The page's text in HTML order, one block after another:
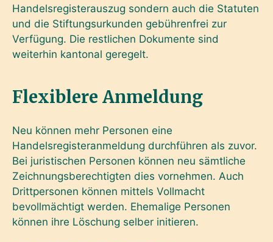
Handelsregisterauszug sondern auch die Statuten
und die Stiftungsurkunden gebührenfrei zur
Verfügung. Die restlichen Dokumente sind
weiterhin kantonal geregelt.
Flexiblere Anmeldung
Neu können mehr Personen eine
Handelsregisteranmeldung durchführen als zuvor.
Bei juristischen Personen können neu sämtliche
Zeichnungsberechtigten dies vornehmen. Auch
Drittpersonen können mittels Vollmacht
bevollmächtigt werden. Ehemalige Personen
können ihre Löschung selber initieren.